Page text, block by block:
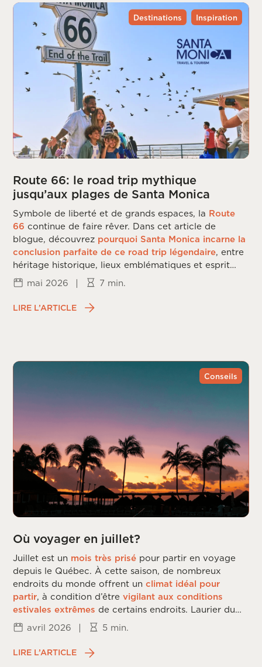
Destinations Inspiration
Route 66: le road trip mythique
jusqu’aux plages de Santa Monica
Symbole de liberté et de grands espaces, la Route
66 continue de faire rêver. Dans cet article de
blogue, découvrez pourquoi Santa Monica incarne la
conclusion parfaite de ce road trip légendaire, entre
héritage historique, lieux emblématiques et esprit
californien.
mai 2026 | 7 min.
LIRE L’ARTICLE
Conseils
Où voyager en juillet?
Juillet est un mois très prisé pour partir en voyage
depuis le Québec. À cette saison, de nombreux
endroits du monde offrent unclimat idéal pour
partir, à condition d’êtrevigilant aux conditions
estivales extrêmes de certains endroits. Laurier du
Vallon vous dévoile les
meilleures destinations
voyage en
juillet
avril 2026 | 5 min.
LIRE L’ARTICLE